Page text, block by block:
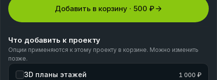
Добавить в корзину · 500 ₽
Что добавить к проекту
Опции применяются к этому проекту в корзине. Можно изменить
позже.
3D планы этажей 1 000 ₽